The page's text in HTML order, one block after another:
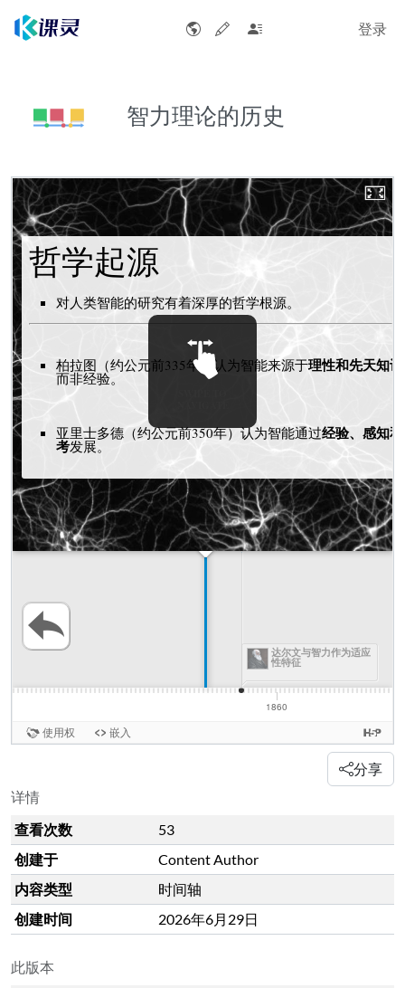
登录
智力理论的历史
分享
详情
查看次数
53
创建于
Content Author
内容类型
时间轴
创建时间
2026年6月29日
此版本